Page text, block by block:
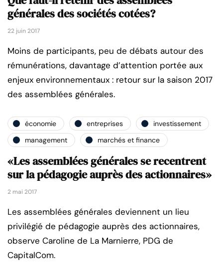
générales des sociétés cotées?
22 juin 2017
Moins de participants, peu de débats autour des
rémunérations, davantage d’attention portée aux
enjeux environnementaux : retour sur la saison 2017
des assemblées générales.
économie entreprises
investissement
management
marchés et finance
«Les assemblées générales se recentrent
sur la pédagogie auprès des actionnaires»
2 mai 2017
Les assemblées générales deviennent un lieu
privilégié de pédagogie auprès des actionnaires,
observe Caroline de La Marnierre, PDG de
CapitalCom.